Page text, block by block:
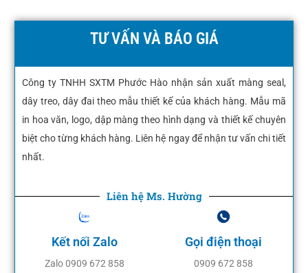
TƯ VẤN VÀ BÁO GIÁ
Công ty TNHH SXTM Phước Hào nhận sản xuất màng seal,
dây treo, dây đai theo mẫu thiết kế của khách hàng. Mẫu mã
in hoa văn, logo, dập màng theo hình dạng và thiết kế chuyên
biệt cho từng khách hàng. Liên hệ ngay để nhận tư vấn chi tiết
nhất.
Liên hệ Ms. Hường
Kết nối Zalo
Zalo 0909 672 858
Gọi điện thoại
0909 672 858